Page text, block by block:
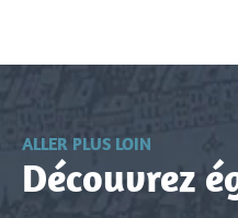
ALLER PLUS LOIN
Découvrez